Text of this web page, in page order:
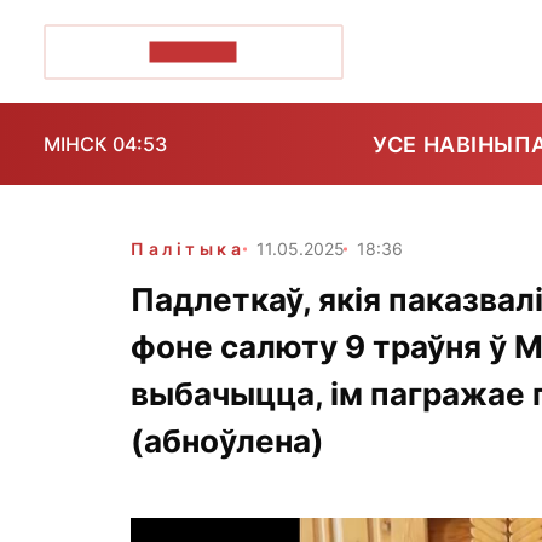
МІНСК 04:53 УСЕ НАВІНЫ
Палітыка 11.05.2025 18:36
Падлеткаў, якія
фоне салюту 9 траўня ў
выбачыцца, ім пагражае
(абноўлена)